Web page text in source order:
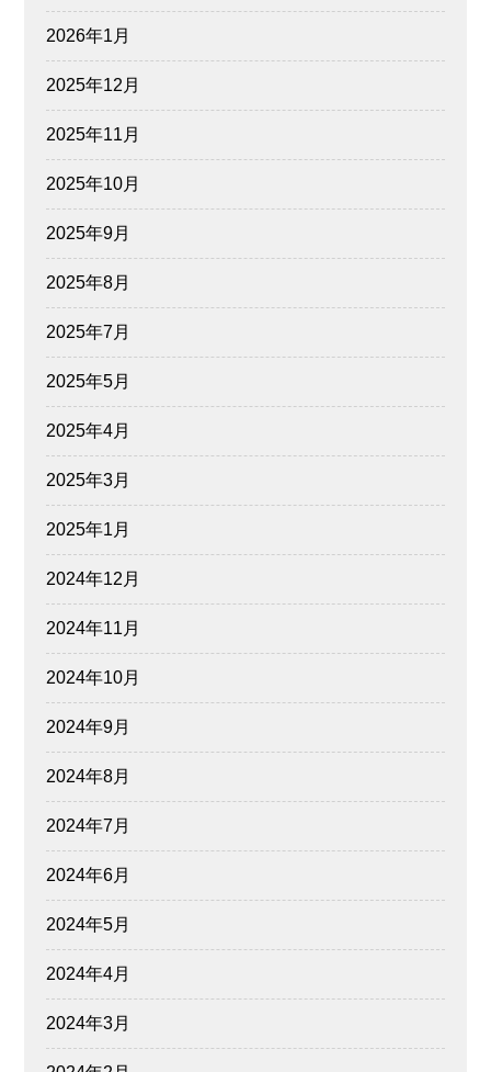
2026年1月
2025年12月
2025年11月
2025年10月
2025年9月
2025年8月
2025年7月
2025年5月
2025年4月
2025年3月
2025年1月
2024年12月
2024年11月
2024年10月
2024年9月
2024年8月
2024年7月
2024年6月
2024年5月
2024年4月
2024年3月